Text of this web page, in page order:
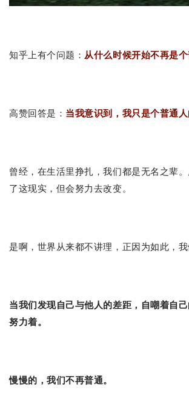
知乎上有个问题： 从什么时候开始不再是个
高赞回答是： 当我意识到，我只是个普通人
曾经，在生活里挣扎，我们都是无名之辈
了这现实，但会努力去改变。
是啊，世界从来都不讲理，正因为如此，我
当我们发现自己与他人的差距，自嘲着自
努力着。
慢慢的，我们不再普通。